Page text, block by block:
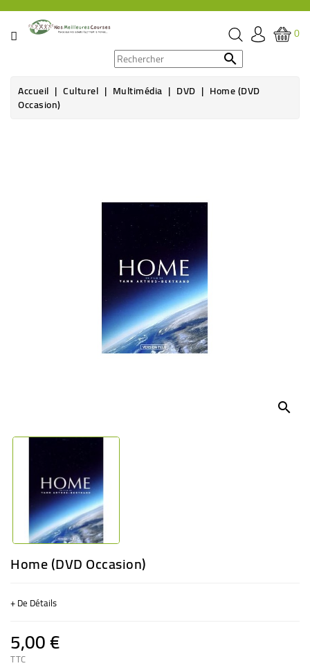
CATÉGORIE
ÉPICERIE
0

Accueil Culturel Multimédia DVD Home (DVD
Occasion)
search
Home (DVD Occasion)
+ De Détails
5,00 €
TTC